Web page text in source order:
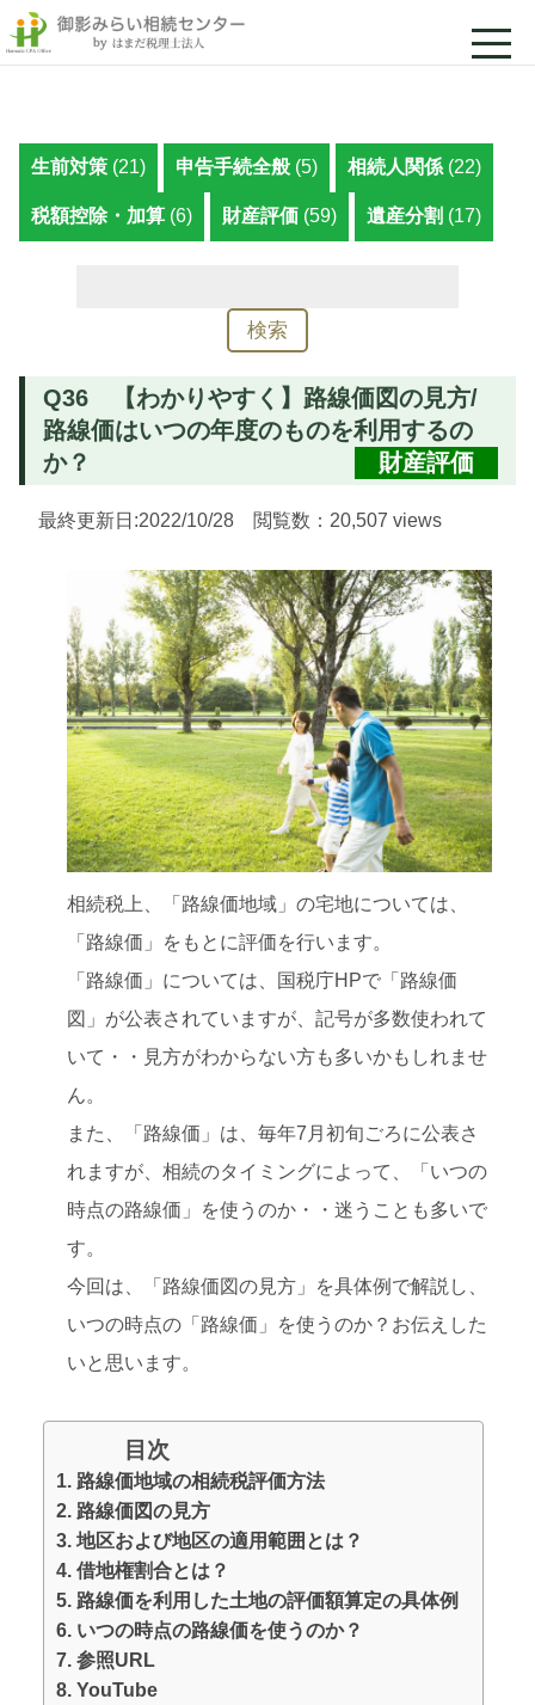
生前対策 (21) 申告手続全般 (5) 相続人関係 (22)
税額控除・加算 (6) 財産評価 (59) 遺産分割 (17)
Q36 【わかりやすく】路線価図の見方/
路線価はいつの年度のものを利用するの
か？
財産評価
最終更新日:2022/10/28 閲覧数：20,507 views
相続税上、「路線価地域」の宅地については、
「路線価」をもとに評価を行います。
「路線価」については、国税庁HPで「路線価
図」が公表されていますが、記号が多数使われて
いて・・見方がわからない方も多いかもしれませ
ん。
また、「路線価」は、毎年7月初旬ごろに公表さ
れますが、相続のタイミングによって、「いつの
時点の路線価」を使うのか・・迷うことも多いで
す。
今回は、「路線価図の見方」を具体例で解説し、
いつの時点の「路線価」を使うのか？お伝えした
いと思います。
目次
1. 路線価地域の相続税評価方法
2. 路線価図の見方
3. 地区および地区の適用範囲とは？
4. 借地権割合とは？
5. 路線価を利用した土地の評価額算定の具体例
6. いつの時点の路線価を使うのか？
7. 参照URL
8. YouTube